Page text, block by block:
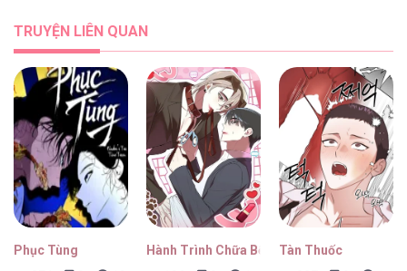
Học Sinh Giỏi Mắc Lỗi Chí Mạng [...] – Chap
32
Học Sinh Giỏi Mắc Lỗi Chí Mạng [...] – Chap
31
TRUYỆN LIÊN QUAN
Phục Tùng
Hành Trình Chữa Bệnh Bám Chủ Của Cún
Tàn Thuốc